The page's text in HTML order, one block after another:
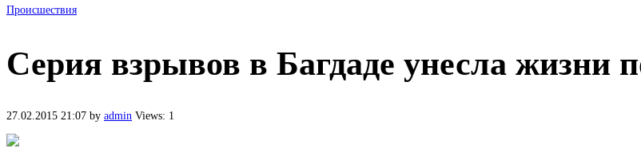
Происшествия
Серия взрывов в Багдаде унесла жизни
27.02.2015 21:07 by admin Views: 1